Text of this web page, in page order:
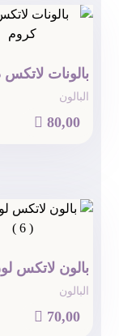
البالون
 80,00
البالون
 70,00